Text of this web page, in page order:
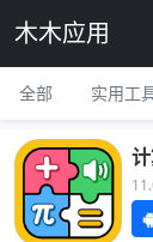
木木应用
全部 实用工